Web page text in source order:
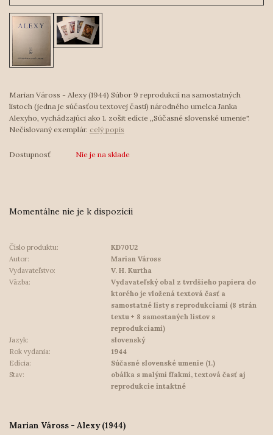
Marian Váross - Alexy (1944) Súbor 9 reprodukcií na samostatných
listoch (jedna je súčasťou textovej časti) národného umelca Janka
Alexyho, vychádzajúci ako 1. zošit edície ,,Súčasné slovenské umenie".
Nečíslovaný exemplár. celý popis
Dostupnosť Nie je na sklade
Momentálne nie je k dispozícii
Číslo produktu:
KD70U2
Autor:
Marian Váross
Vydavateľstvo:
V. H. Kurtha
Väzba:
Vydavateľský obal z tvrdšieho papiera do
ktorého je vložená textová časť a
samostatné listy s reprodukciami (8 strán
textu + 8 samostaných listov s
reprodukciami)
Jazyk:
slovenský
Rok vydania:
1944
Edícia:
Súčasné slovenské umenie (1.)
Stav:
obálka s malými fľakmi, textová časť aj
reprodukcie intaktné
Marian Váross - Alexy (1944)